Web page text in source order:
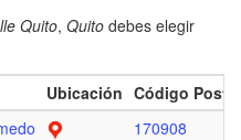
Quito, Quito debes elegir
Ubicación Código Postal
170908